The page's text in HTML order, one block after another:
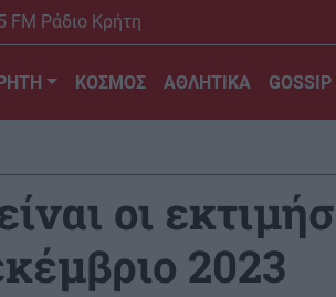
FM Ράδιο Κρήτη
ΚΟΣΜΟΣ ΑΘΛΗΤΙΚΑ
οι
2023